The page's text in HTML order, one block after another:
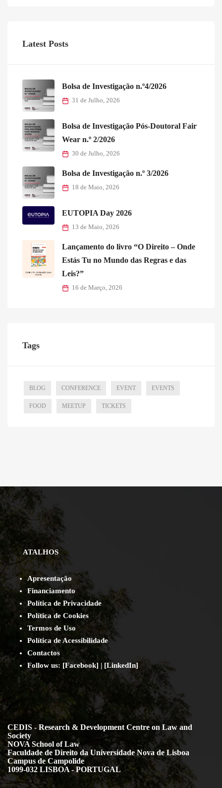
Latest Posts
Bolsa de Investigação n.º4/2026
31 de Julho, 2026
Bolsa de Investigação Pós-Doutoral Fair
Wear n.º 2/2026
30 de Julho, 2026
Bolsa de Investigação n.º 3/2026
18 de Maio, 2026
EUTOPIA Day 2026
13 de Maio, 2026
Lançamento do livro “O Direito – Onde
Estás Tu no Mundo das Regras e das
Leis?”
16 de Março, 2026
Tags
BLOG CONFERENCE EVENT EVENTS
FOOD MEETUP TICKETS
ATALHOS
Apresentação
Financiamento
Política de Privacidade
Política de Cookies
Termos de Uso
Política de Acessibilidade
Contactos
Follow us: [Facebook] | [LinkedIn]
CEDIS - Research & Development Centre on Law and
Society
NOVA School of Law
Faculdade de Direito da Universidade Nova de Lisboa
Campus de Campolide
1099-032 LISBOA - PORTUGAL